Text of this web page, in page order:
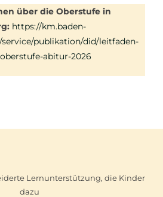
über die Oberstufe in
https://km.baden-
publikation/did/leitfaden-
abitur-2026
Lernunterstützung, die Kinder
dazu